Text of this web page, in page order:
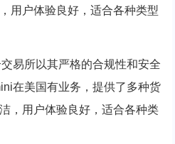
用户体验良好，适合各种类型
易所以其严格的合规性和安全
在美国有业务，提供了多种货
，用户体验良好，适合各种类